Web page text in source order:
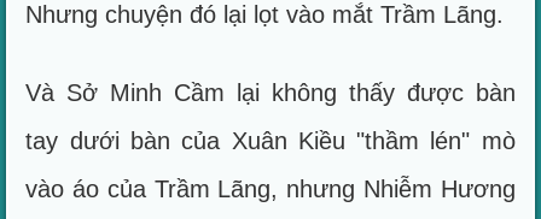
Nhưng chuyện đó lại lọt vào mắt Trầm Lãng.
Và Sở Minh Cầm lại không thấy được bàn
tay dưới bàn của Xuân Kiều "thầm lén" mò
vào áo của Trầm Lãng, nhưng Nhiễm Hương